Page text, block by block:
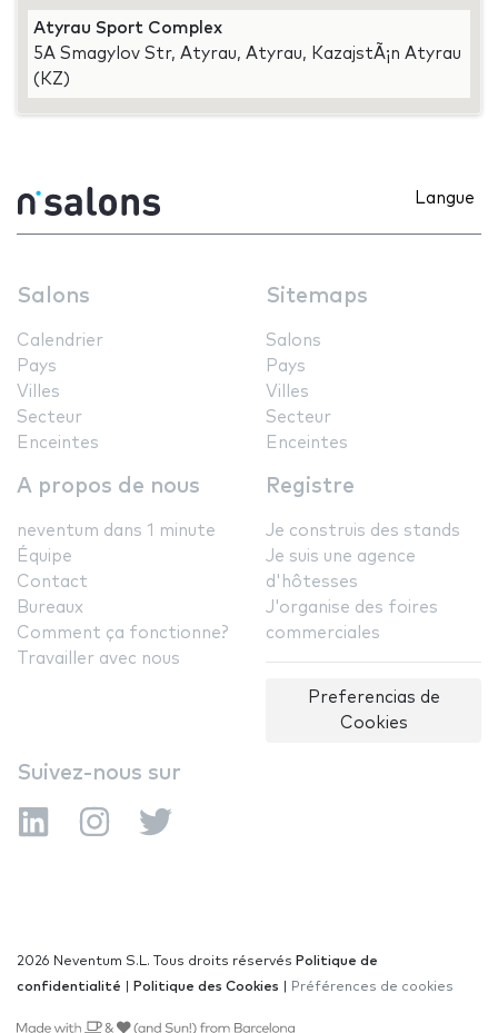
Atyrau Sport Complex
5A Smagylov Str, Atyrau, Atyrau, KazajstÃ¡n Atyrau
(KZ)
Langue
Salons
Calendrier
Pays
Villes
Secteur
Enceintes
Sitemaps
Salons
Pays
Villes
Secteur
Enceintes
A propos de nous
neventum dans 1 minute
Équipe
Contact
Bureaux
Comment ça fonctionne?
Travailler avec nous
Registre
Je construis des stands
Je suis une agence
d'hôtesses
J'organise des foires
commerciales
Preferencias de
Cookies
Suivez-nous sur
2026 Neventum S.L. Tous droits réservés Politique de
confidentialité
Politique des Cookies Préférences de cookies